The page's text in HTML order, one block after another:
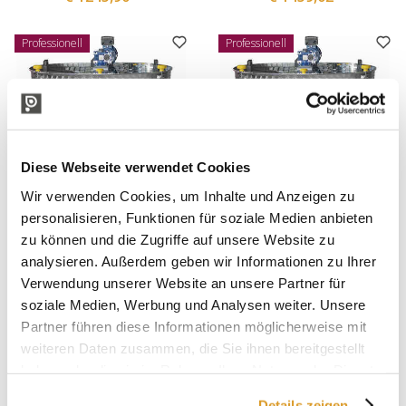
Diese Webseite verwendet Cookies
Wir verwenden Cookies, um Inhalte und Anzeigen zu
personalisieren, Funktionen für soziale Medien anbieten
zu können und die Zugriffe auf unsere Website zu
analysieren. Außerdem geben wir Informationen zu Ihrer
Verwendung unserer Website an unsere Partner für
soziale Medien, Werbung und Analysen weiter. Unsere
Partner führen diese Informationen möglicherweise mit
weiteren Daten zusammen, die Sie ihnen bereitgestellt
Professionell
Polsinelli
Motorisierter Edelstahltank
konischen Boden 10° 1500 L
mit Mannloch Ø300
€ 2622,95
Professionell
Polsinelli
Motorisierter Edelstahltank
konischen Boden 10° 1000 L
€ 2368,85
Professionell